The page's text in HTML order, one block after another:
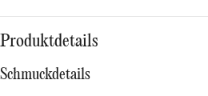
PLATIN
SILBER
NACH STYL
PERSONALISIERT
Produktdetails
Schmuckdetails